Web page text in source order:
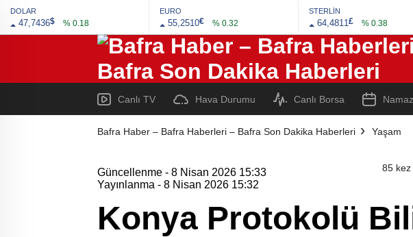
DOLAR
47,7436$ % 0.18
EURO
55,2510€ % 0.32
STERLİN
64,4811£ % 0.38
Canlı TV Hava Durumu Canlı Borsa
Bafra Haber – Bafra Haberleri – Bafra Son Dakika Haberleri Yaşam
85
Güncellenme - 8 Nisan 2026 15:33
Yayınlanma - 8 Nisan 2026 15:32
Konya Protokolü